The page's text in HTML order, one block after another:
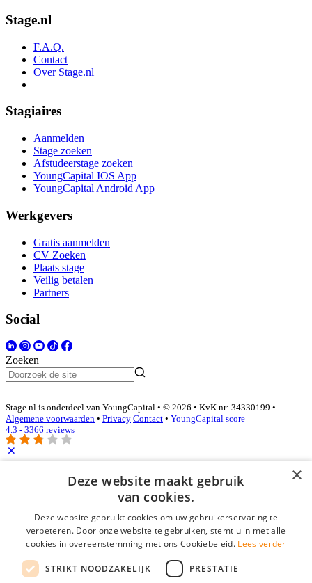
Stage.nl
F.A.Q.
Contact
Over Stage.nl
Stagiaires
Aanmelden
Stage zoeken
Afstudeerstage zoeken
YoungCapital IOS App
YoungCapital Android App
Werkgevers
Gratis aanmelden
CV Zoeken
Plaats stage
Veilig betalen
Partners
Social
Zoeken
Stage.nl is onderdeel van YoungCapital • © 2026 • KvK nr: 34330199 •
Algemene voorwaarden • Privacy Contact • YoungCapital score
4.3 - 3366 reviews
Inloggen als bedrijf
Wachtwoord
login gegevens onthouden
×
Deze website maakt gebruik
van cookies.
Deze website gebruikt cookies om uw gebruikerservaring te
verbeteren. Door onze website te gebruiken, stemt u in met alle
cookies in overeenstemming met ons Cookiebeleid. Lees verder
STRIKT NOODZAKELIJK PRESTATIE